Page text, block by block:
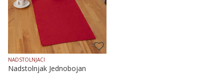
NADSTOLNJACI
Nadstolnjak Jednobojan